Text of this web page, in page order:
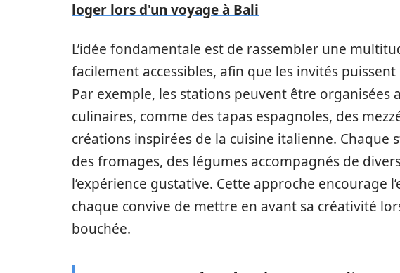
loger lors d'un voyage à Bali
L’idée fondamentale est de rassembler une
facilement accessibles, afin que les invités
Par exemple, les stations peuvent être
culinaires, comme des tapas espagnoles, des
créations inspirées de la cuisine italienne. Chaque
des fromages, des légumes accompagnés de
l’expérience gustative. Cette approche encourage
chaque convive de mettre en avant sa créativité
bouchée.